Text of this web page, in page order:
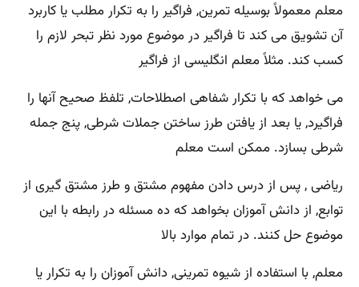
معلم معمولاً بوسیله تمرین, فراگیر را به تکرار مطلب یا کاربرد
آن تشویق می کند تا فراگیر در موضوع مورد نظر تبحر لازم را
کسب کند. مثلاً معلم انگلیسی از فراگیر
می خواهد که با تکرار شفاهی اصطلاحات, تلفظ صحیح آنها را
فراگیرد, یا بعد از یافتن طرز ساختن جملات شرطی, پنج جمله
شرطی بسازد. ممکن است معلم
ریاضی , پس از درس دادن مفهوم مشتق و طرز مشتق گیری از
توابع, از دانش آموزان بخواهد که ده مسئله در رابطه با این
موضوع حل کنند. در تمام موارد بالا
معلم, با استفاده از شیوه تمرینی, دانش آموزان را به تکرار یا